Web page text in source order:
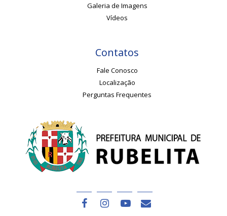
Galeria de Imagens
Vídeos
Contatos
Fale Conosco
Localização
Perguntas Frequentes